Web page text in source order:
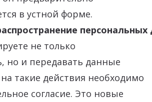
в устной форме.
не только
но и передавать данные
такие действия необходимо
согласие. Это новые